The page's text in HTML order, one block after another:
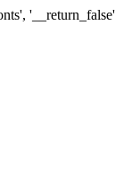
'__return_false'